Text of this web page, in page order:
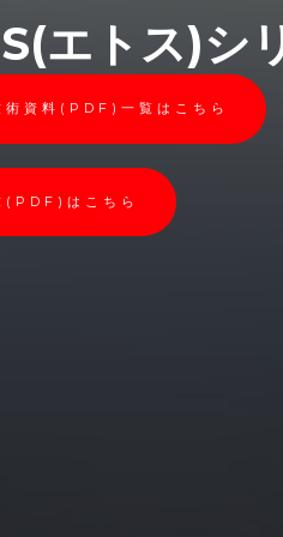
エトス)シ
術資料(PDF)一覧はこちら
(PDF)はこちら